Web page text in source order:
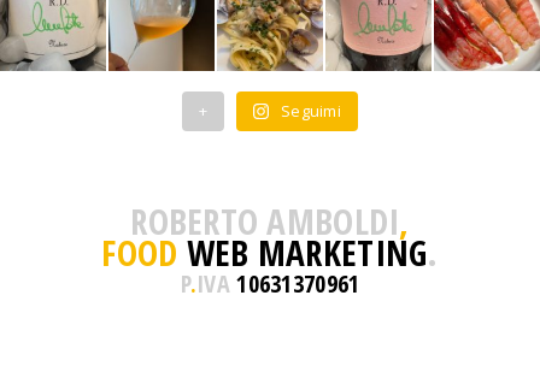
+ Seguimi
ROBERTO AMBOLDI,
FOOD WEB MARKETING.
P.IVA10631370961